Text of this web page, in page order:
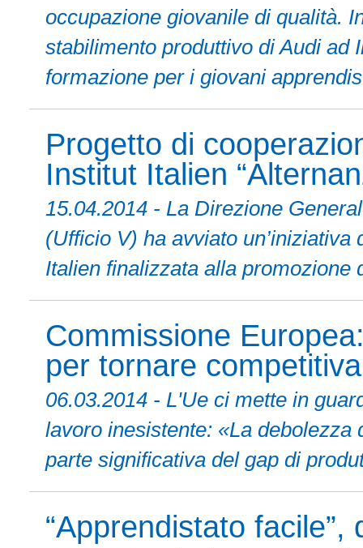
occupazione giovanile di qualità.
stabilimento produttivo di Audi ad
formazione per i giovani
Progetto di
Institut Italien
15.04.2014 - La Direzione
(Ufficio V) ha avviato
Italien finalizzata alla promozione
Commissione
per tornare competitiva
06.03.2014 - L'Ue ci mette in
lavoro inesistente: «La debolezza
parte significativa del gap di
“Apprendistato facile”,